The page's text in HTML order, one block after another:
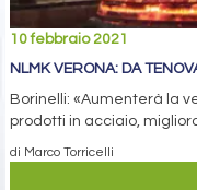
10 febbraio 2021
NLMK VERONA: DA
Borinelli: «Aumenterà la
prodotti in acciaio,
di Marco Torricelli